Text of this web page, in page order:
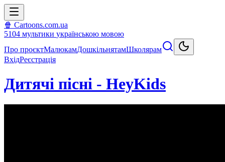
🍿 Cartoons.com.ua
5104 мультики українською мовою
Про проєктМалюкамДошкільнятамШколярам
ВхідРеєстрація
Дитячі пісні - HeyKids